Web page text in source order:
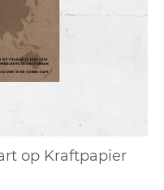
op Kraftpapier